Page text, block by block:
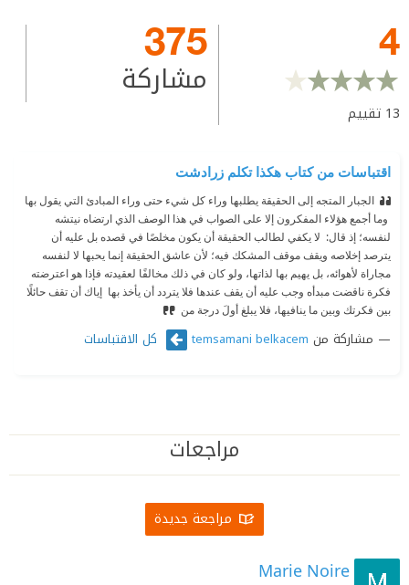
4
13 تقييم
375
مشاركة
اقتباسات من كتاب هكذا تكلم زرادشت
الجبار المتجه إلى الحقيقة يطلبها وراء كل شيء حتى وراء المبادئ التي يقول بها
‫ وما أجمع هؤلاء المفكرون إلا على الصواب في هذا الوصف الذي ارتضاه نيتشه
لنفسه؛ إذ قال: ‫ لا يكفي لطالب الحقيقة أن يكون مخلصًا في قصده بل عليه أن
يترصد إخلاصه ويقف موقف المشكك فيه؛ لأن عاشق الحقيقة إنما يحبها لا لنفسه
مجاراة لأهوائه، بل يهيم بها لذاتها، ولو كان في ذلك مخالفًا لعقيدته فإذا هو اعترضته
فكرة ناقضت مبدأه وجب عليه أن يقف عندها فلا يتردد أن يأخذ بها ‫ إياك أن تقف حائلًا
بين فكرتك وبين ما ينافيها، فلا يبلغ أولَ درجة من
مشاركة من temsamani belkacem كل الاقتباسات
مراجعات
مراجعة جديدة
Marie Noire